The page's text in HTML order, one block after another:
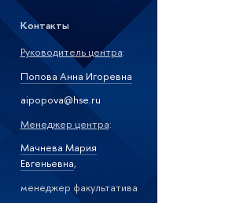
Контакты
Руководитель центра:
Попова Анна Игоревна
aipopova@hse.ru
Менеджер центра:
Мачнева Мария
Евгеньевна,
менеджер факультатива